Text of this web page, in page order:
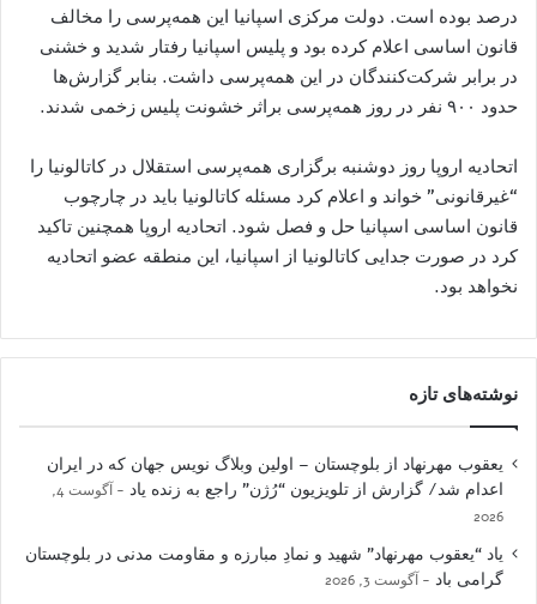
درصد بوده است. دولت مرکزی اسپانیا این همه‌پرسی را مخالف
قانون اساسی اعلام کرده بود و پلیس اسپانیا رفتار شدید و خشنی
در برابر شرکت‌کنندگان در این همه‌پرسی داشت. بنابر گزارش‌ها
حدود ۹۰۰ نفر در روز همه‌پرسی براثر خشونت پلیس زخمی شدند.
اتحادیه اروپا روز دوشنبه برگزاری همه‌پرسی استقلال در کاتالونیا را
“غیرقانونی” خواند و اعلام کرد مسئله کاتالونیا باید در چارچوب
قانون اساسی اسپانیا حل و فصل شود. اتحادیه اروپا همچنین تاکید
کرد در صورت جدایی کاتالونیا از اسپانیا، این منطقه عضو اتحادیه
نخواهد بود.
نوشته‌های تازه
یعقوب مهرنهاد از بلوچستان – اولین وبلاگ نویس جهان که در ایران
اعدام شد/ گزارش از تلویزیون “رُژن” راجع به زنده یاد
آگوست 4,
2026
یاد “یعقوب مهرنهاد” شهید و نمادِ مبارزه و مقاومت مدنی در بلوچستان
گرامی باد
آگوست 3, 2026